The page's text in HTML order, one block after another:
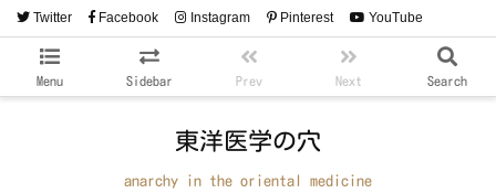
Menu Sidebar Prev Next Search
Twitter Facebook Instagram Pinterest YouTube
RSS
東洋医学の穴
anarchy in the oriental medicine